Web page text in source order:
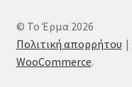
© Το Έρμα 2026
Πολιτική απορρήτου
WooCommerce.